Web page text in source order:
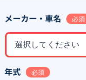
メーカー・車名 必須
選択してください
年式 必須